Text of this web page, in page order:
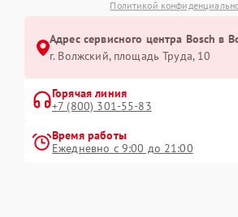
Политикой
Адрес сервисного центра Bosch в
г. Волжский, площадь Труда, 10
Горячая линия
+7 (800) 301-55-83
Время работы
Ежедневно с 9:00 до 21:00